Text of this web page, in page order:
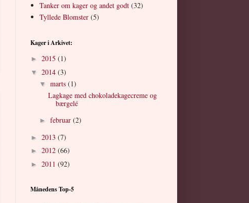
Tanker om kager og andet godt (32)
Tyllede Blomster (5)
Kager i Arkivet:
► 2015 (1)
▼ 2014 (3)
▼ marts (1)
Lagkage med chokoladekagecreme og
bærgelé
► februar (2)
► 2013 (7)
► 2012 (66)
► 2011 (92)
Månedens Top-5